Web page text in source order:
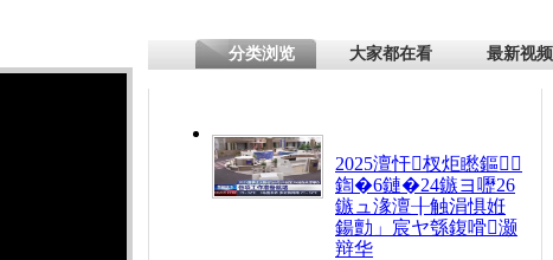
分类浏览 大家都在看 最新视频
2025澶忓杈炬矁鏂
鍧�6鏈�24鏃ヨ嚦26
鏃ュ湪澶╂触涓惧姙
鍚勯」宸ヤ綔鍑嗗灏
辩华